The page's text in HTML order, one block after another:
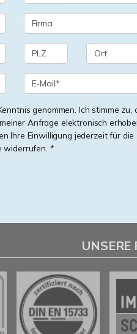
genommen. Ich stimme zu,
Anfrage elektronisch
Ihre Einwilligung jederzeit für
widerrufen. *
UNSERE